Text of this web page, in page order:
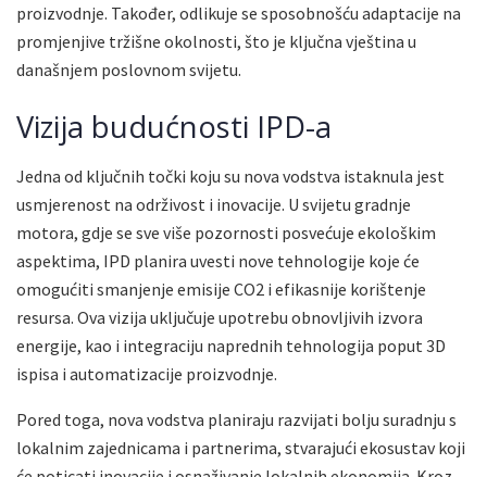
proizvodnje. Također, odlikuje se sposobnošću adaptacije na
promjenjive tržišne okolnosti, što je ključna vještina u
današnjem poslovnom svijetu.
Vizija budućnosti IPD-a
Jedna od ključnih točki koju su nova vodstva istaknula jest
usmjerenost na održivost i inovacije. U svijetu gradnje
motora, gdje se sve više pozornosti posvećuje ekološkim
aspektima, IPD planira uvesti nove tehnologije koje će
omogućiti smanjenje emisije CO2 i efikasnije korištenje
resursa. Ova vizija uključuje upotrebu obnovljivih izvora
energije, kao i integraciju naprednih tehnologija poput 3D
ispisa i automatizacije proizvodnje.
Pored toga, nova vodstva planiraju razvijati bolju suradnju s
lokalnim zajednicama i partnerima, stvarajući ekosustav koji